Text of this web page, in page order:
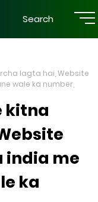
Search
lagta hai, Website
wale ka number,
kitna
india me
ka